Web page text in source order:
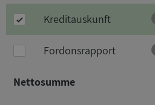
Kreditauskunft
Fordonsrapport
Nettosumme